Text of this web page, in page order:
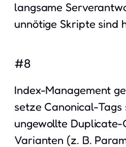
langsame
unnötige Skripte sind
#8
Index-Management
setze Canonical-Tags
ungewollte
Varianten (z. B.